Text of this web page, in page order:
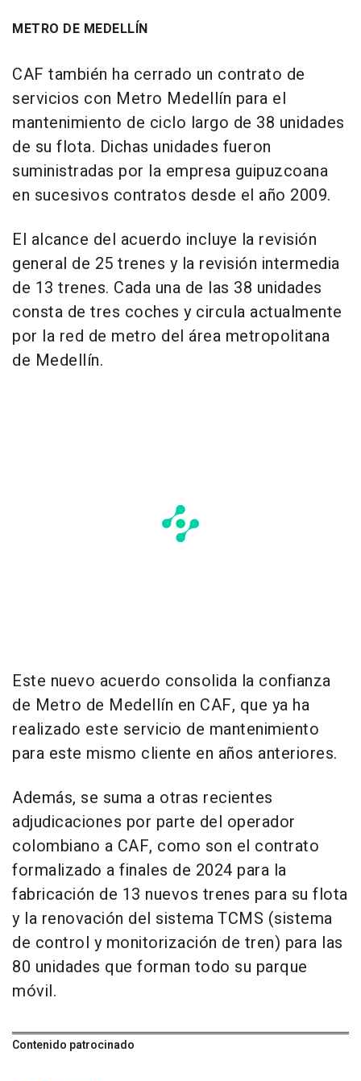
METRO DE MEDELLÍN
CAF también ha cerrado un contrato de
servicios con Metro Medellín para el
mantenimiento de ciclo largo de 38 unidades
de su flota. Dichas unidades fueron
suministradas por la empresa guipuzcoana
en sucesivos contratos desde el año 2009.
El alcance del acuerdo incluye la revisión
general de 25 trenes y la revisión intermedia
de 13 trenes. Cada una de las 38 unidades
consta de tres coches y circula actualmente
por la red de metro del área metropolitana
de Medellín.
Este nuevo acuerdo consolida la confianza
de Metro de Medellín en CAF, que ya ha
realizado este servicio de mantenimiento
para este mismo cliente en años anteriores.
Además, se suma a otras recientes
adjudicaciones por parte del operador
colombiano a CAF, como son el contrato
formalizado a finales de 2024 para la
fabricación de 13 nuevos trenes para su flota
y la renovación del sistema TCMS (sistema
de control y monitorización de tren) para las
80 unidades que forman todo su parque
móvil.
Contenido patrocinado